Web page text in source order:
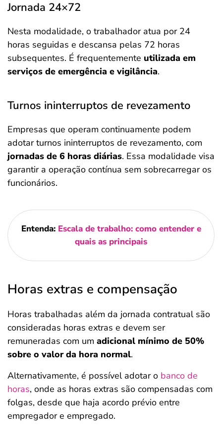
Jornada 24×72
Nesta modalidade, o trabalhador atua por 24
horas seguidas e descansa pelas 72 horas
subsequentes. É frequentemente utilizada em
serviços de emergência e vigilância.​
Turnos ininterruptos de revezamento
Empresas que operam continuamente podem
adotar turnos ininterruptos de revezamento, com
jornadas de 6 horas diárias. Essa modalidade visa
garantir a operação contínua sem sobrecarregar os
funcionários.​
Entenda: Escala de trabalho: como entender e
quais as principais
Horas extras e compensação
Horas trabalhadas além da jornada contratual são
consideradas horas extras e devem ser
remuneradas com um adicional mínimo de 50%
sobre o valor da hora normal.
Alternativamente, é possível adotar o banco de
horas, onde as horas extras são compensadas com
folgas, desde que haja acordo prévio entre
empregador e empregado. ​